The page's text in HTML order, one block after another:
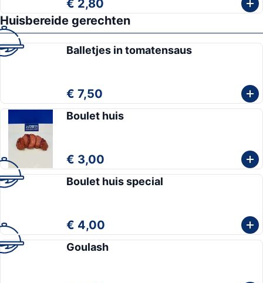
€ 2,80
Huisbereide gerechten
Balletjes in tomatensaus
€ 7,50
Boulet huis
€ 3,00
Boulet huis special
€ 4,00
Goulash